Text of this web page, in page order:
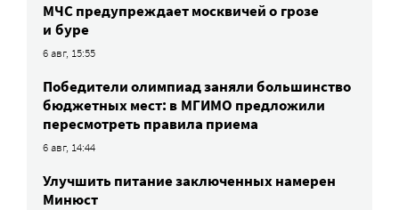
МЧС предупреждает москвичей о грозе
и буре
6 авг, 15:55
Победители олимпиад заняли большинство
бюджетных мест: в МГИМО предложили
пересмотреть правила приема
6 авг, 14:44
Улучшить питание заключенных намерен
Минюст